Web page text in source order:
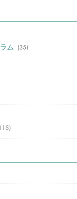
ム (35)